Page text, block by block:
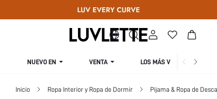
NUEVO EN VENTA LOS MÁS VENDIDOS
Inicio Ropa Interior y Ropa de Dormir Pijama & Ropa de